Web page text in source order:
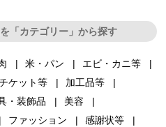
「カテゴリー」から探す
米・パン
エビ・カニ等
ケット等
加工品等
・装飾品
美容
ファッション
感謝状等